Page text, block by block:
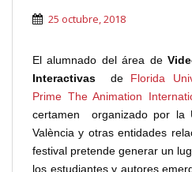
25 octubre, 2018
El alumnado del área de
Interactivas de Florida
Prime The Animation
certamen organizado por la
València y otras entidades
festival pretende generar un
los estudiantes y autores